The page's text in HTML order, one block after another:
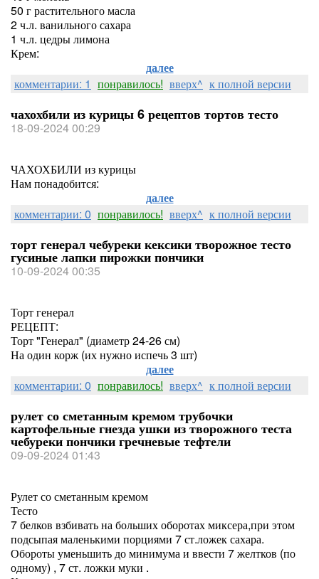
50 г растительного масла
2 ч.л. ванильного сахара
1 ч.л. цедры лимона
Крем:
далее
комментарии: 1 понравилось! вверх^ к полной версии
чахохбили из курицы 6 рецептов тортов тесто
18-09-2024 00:29
ЧАХОХБИЛИ из курицы
Нам понадобится:
далее
комментарии: 0 понравилось! вверх^ к полной версии
торт генерал чебуреки кексики творожное тесто
гусиные лапки пирожки пончики
10-09-2024 00:35
Торт генерал
РЕЦЕПТ:
Торт "Генерал" (диаметр 24-26 см)
На один корж (их нужно испечь 3 шт)
далее
комментарии: 0 понравилось! вверх^ к полной версии
рулет со сметанным кремом трубочки
картофельные гнезда ушки из творожного теста
чебуреки пончики гречневые тефтели
09-09-2024 01:43
Рулет со сметанным кремом
Тесто
7 белков взбивать на больших оборотах миксера,при этом
подсыпая маленькими порциями 7 ст.ложек сахара.
Обороты уменьшить до минимума и ввести 7 желтков (по
одному) , 7 ст. ложки муки .